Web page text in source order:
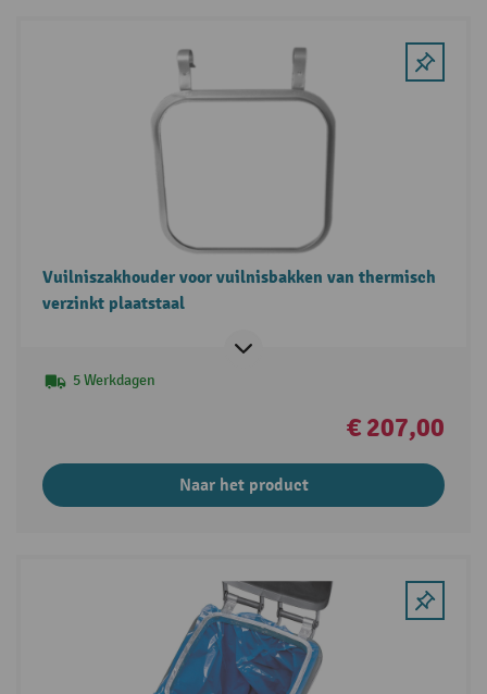
Vuilniszakhouder voor vuilnisbakken van thermisch
verzinkt plaatstaal
5 Werkdagen
€ 207,00
Naar het product